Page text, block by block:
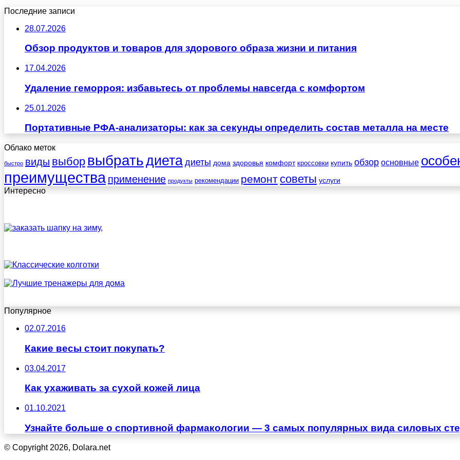
Последние записи
28.07.2026
Обзор продуктов и товаров для здорового образа жизни и питания
17.04.2026
Удаление геморроя: избавьтесь от проблемы навсегда с комфортом
25.01.2026
Портативные РФА-анализаторы: как за секунды определить состав металла на месте
Облако меток
быстро виды выбор выбратьдиета диеты дома здоровья комфорт кроссовки купить обзор основные
преимущества применение продукты рекомендации ремонт советы услуги
Интересно
Популярное
02.07.2016
Какие весы стоит покупать?
03.04.2017
Как ухаживать за сухой кожей лица
01.10.2021
Узнайте больше о спортивной фармакологии — 3 самых популярных вида силовых
© Copyright 2026, Dolara.net